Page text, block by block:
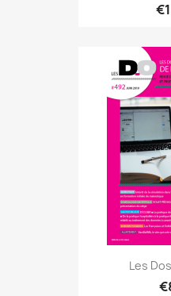
Les